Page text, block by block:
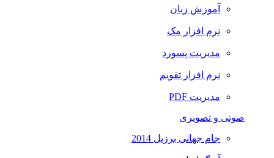
آموزش زبان
نرم افزار مک
مدیریت پسورد
نرم افزار تقویم
مدیریت PDF
صوتی و تصویری
جام جهانی برزیل 2014